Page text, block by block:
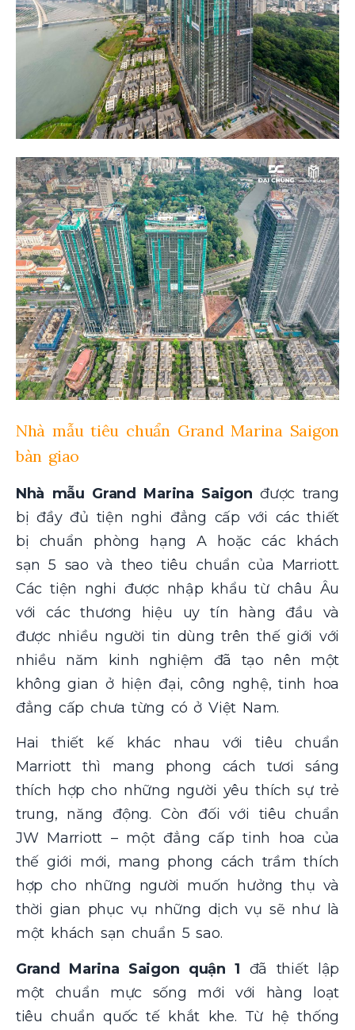
Nhà mẫu tiêu chuẩn Grand Marina Saigon
bàn giao
Nhà mẫu Grand Marina Saigon được trang
bị đầy đủ tiện nghi đẳng cấp với các thiết
bị chuẩn phòng hạng A hoặc các khách
sạn 5 sao và theo tiêu chuẩn của Marriott.
Các tiện nghi được nhập khẩu từ châu Âu
với các thương hiệu uy tín hàng đầu và
được nhiều người tin dùng trên thế giới với
nhiều năm kinh nghiệm đã tạo nên một
không gian ở hiện đại, công nghệ, tinh hoa
đẳng cấp chưa từng có ở Việt Nam.
Hai thiết kế khác nhau với tiêu chuẩn
Marriott thì mang phong cách tươi sáng
thích hợp cho những người yêu thích sự trẻ
trung, năng động. Còn đối với tiêu chuẩn
JW Marriott – một đẳng cấp tinh hoa của
thế giới mới, mang phong cách trầm thích
hợp cho những người muốn hưởng thụ và
thời gian phục vụ những dịch vụ sẽ như là
một khách sạn chuẩn 5 sao.
Grand Marina Saigon quận 1 đã thiết lập
một chuẩn mực sống mới với hàng loạt
tiêu chuẩn quốc tế khắt khe. Từ hệ thống